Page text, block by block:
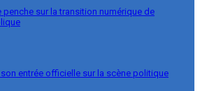
penche sur la transition numérique de
son entrée officielle sur la scène politique